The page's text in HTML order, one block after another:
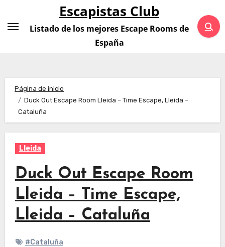
contenido
Escapistas Club
Listado de los mejores Escape Rooms de
España
Página de inicio
Duck Out Escape Room Lleida – Time Escape, Lleida –
Cataluña
Lleida
Duck Out Escape Room
Lleida – Time Escape,
Lleida – Cataluña
#Cataluña